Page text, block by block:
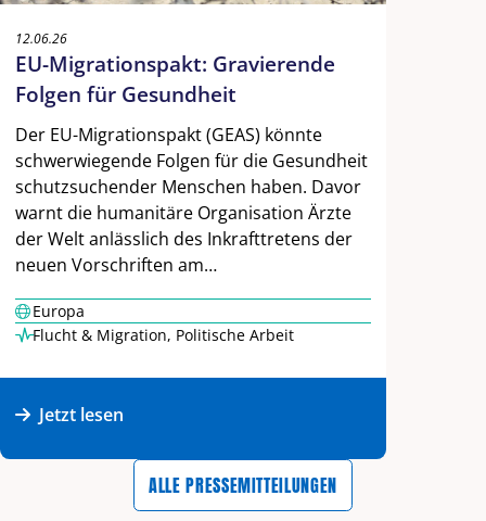
12.06.26
EU-Migrationspakt: Gravierende
Folgen für Gesundheit
Der EU-Migrationspakt (GEAS) könnte
schwerwiegende Folgen für die Gesundheit
schutzsuchender Menschen haben. Davor
warnt die humanitäre Organisation Ärzte
der Welt anlässlich des Inkrafttretens der
neuen Vorschriften am…
Europa
Flucht & Migration, Politische Arbeit
Jetzt lesen
ALLE PRESSEMITTEILUNGEN